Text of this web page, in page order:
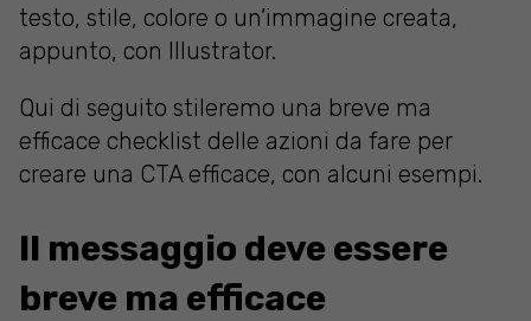
testo, stile, colore o un’immagine creata,
appunto, con Illustrator.
Qui di seguito stileremo una breve ma
efficace checklist delle azioni da fare per
creare una CTA efficace, con alcuni esempi.
Il messaggio deve essere
breve ma efficace